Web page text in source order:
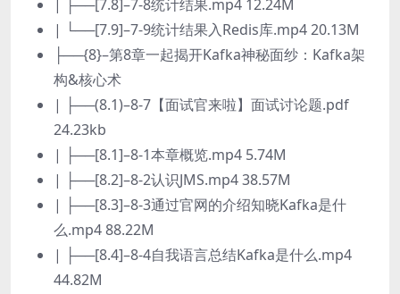
| ├──[7.8]–7-8统计结果.mp4 12.24M
| └──[7.9]–7-9统计结果入Redis库.mp4 20.13M
├──{8}–第8章一起揭开Kafka神秘面纱：Kafka架
构&核心术
| ├──(8.1)–8-7【面试官来啦】面试讨论题.pdf
24.23kb
| ├──[8.1]–8-1本章概览.mp4 5.74M
| ├──[8.2]–8-2认识JMS.mp4 38.57M
| ├──[8.3]–8-3通过官网的介绍知晓Kafka是什
么.mp4 88.22M
| ├──[8.4]–8-4自我语言总结Kafka是什么.mp4
44.82M